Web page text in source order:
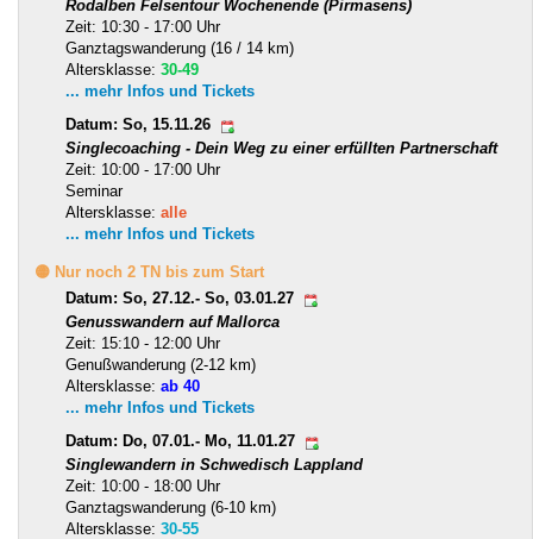
Rodalben Felsentour Wochenende (Pirmasens)
Zeit: 10:30 - 17:00 Uhr
Ganztagswanderung (16 / 14 km)
Altersklasse: 30-49
... mehr Infos und Tickets
Datum: So, 15.11.26
Singlecoaching - Dein Weg zu einer erfüllten Partnerschaft
Zeit: 10:00 - 17:00 Uhr
Seminar
Altersklasse: alle
... mehr Infos und Tickets
🟡 Nur noch 2 TN bis zum Start
Datum: So, 27.12.- So, 03.01.27
Genusswandern auf Mallorca
Zeit: 15:10 - 12:00 Uhr
Genußwanderung (2-12 km)
Altersklasse: ab 40
... mehr Infos und Tickets
Datum: Do, 07.01.- Mo, 11.01.27
Singlewandern in Schwedisch Lappland
Zeit: 10:00 - 18:00 Uhr
Ganztagswanderung (6-10 km)
Altersklasse: 30-55